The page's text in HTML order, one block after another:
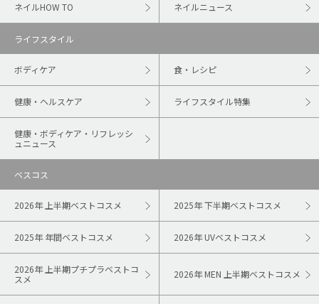
ネイルHOW TO ネイルニュース
ライフスタイル
ボディケア 食・レシピ
健康・ヘルスケア ライフスタイル特集
健康・ボディケア・リフレッシ
ュニュース
ベスコス
2026年 上半期ベストコスメ 2025年 下半期ベストコスメ
2025年 年間ベストコスメ 2026年 UVベストコスメ
2026年 上半期プチプラベストコ
スメ
2026年 MEN 上半期ベストコスメ